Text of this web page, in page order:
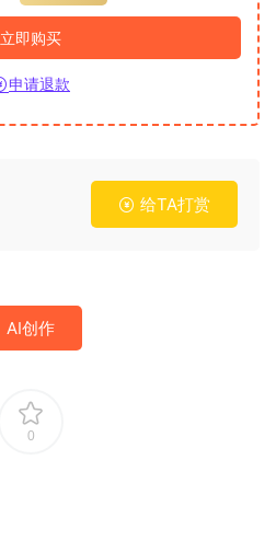
立即购买
申请退款
给TA打赏
AI创作
0